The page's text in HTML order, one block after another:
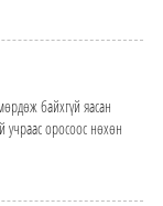
байхгүй яасан
учраас оросоос нөхөн